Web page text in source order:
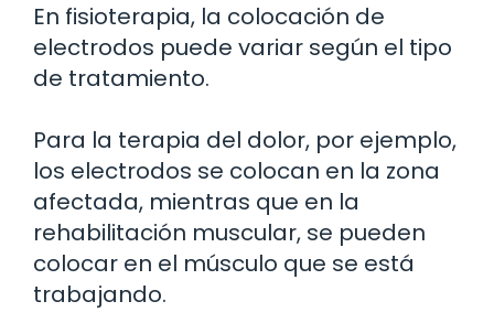
En fisioterapia, la colocación de
electrodos puede variar según el tipo
de tratamiento.
Para la terapia del dolor, por ejemplo,
los electrodos se colocan en la zona
afectada, mientras que en la
rehabilitación muscular, se pueden
colocar en el músculo que se está
trabajando.